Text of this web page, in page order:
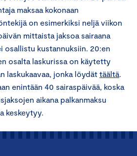
maksaa kokonaan
on esimerkiksi neljä viikon
mittaista jaksoa sairaana
osallistu kustannuksiin. 20:en
osalta laskurissa on käytetty
laskukaavaa, jonka löydät täältä.
enintään 40 sairaspäivää, koska
aikana palkanmaksu
keskeytyy.